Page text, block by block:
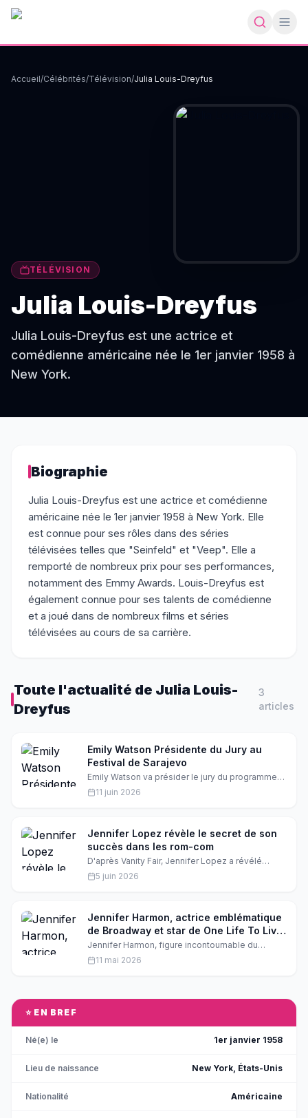
Accueil/Célébrités/Télévision/Julia Louis-Dreyfus
TÉLÉVISION
Julia Louis-Dreyfus
Julia Louis-Dreyfus est une actrice et
comédienne américaine née le 1er janvier 1958 à
New York.
Biographie
Julia Louis-Dreyfus est une actrice et comédienne
américaine née le 1er janvier 1958 à New York. Elle
est connue pour ses rôles dans des séries
télévisées telles que "Seinfeld" et "Veep". Elle a
remporté de nombreux prix pour ses performances,
notamment des Emmy Awards. Louis-Dreyfus est
également connue pour ses talents de comédienne
et a joué dans de nombreux films et séries
télévisées au cours de sa carrière.
Toute l'actualité de Julia Louis-
Dreyfus
3
articles
Emily Watson Présidente du Jury au
Festival de Sarajevo
Emily Watson va présider le jury du programme
de concours de films au 32e Festival de
Sarajevo. Elle recevra également le cœur
Marjanović, a qualifié Watson d'actrice
exceptionnelle.
11 juin 2026
Jennifer Lopez révèle le secret de son
succès dans les rom-com
D'après Vanity Fair, Jennifer Lopez a révélé
comment elle utilise les comédies romantiques
pour réaffirmer son histoire personnelle. Depuis
5 juin 2026
Jennifer Harmon, actrice emblématique
de Broadway et star de One Life To Live,
s’éteint à 82 ans
Jennifer Harmon, figure incontournable du
théâtre new-yorkais et visage familier du soap
ABC One Life To Live dans les années 70, est
des arts dramatiques.
11 mai 2026
⭐ EN BREF
Né(e) le 1er janvier 1958
Lieu de naissance New York, États-Unis
Nationalité Américaine